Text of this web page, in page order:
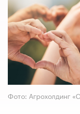
Фото: Агрохолдинг